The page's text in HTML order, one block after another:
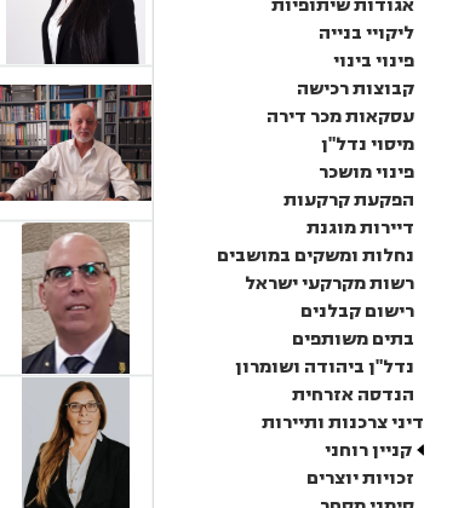
ליקויי בנייה
פינוי בינוי
קבוצות רכישה
עסקאות מכר דירה
מיסוי נדל"ן
פינוי מושכר
הפקעת קרקעות
דיירות מוגנת
נחלות ומשקים במושבים
רשות מקרקעי ישראל
רישום קבלנים
בתים משותפים
נדל"ן ביהודה ושומרון
הנדסה אזרחית
דיני צרכנות ותיירות
קניין רוחני
זכויות יוצרים